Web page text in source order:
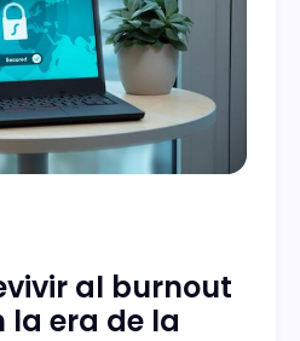
al burnout
era de la